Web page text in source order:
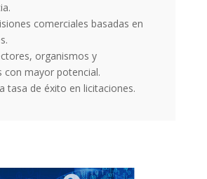
comerciales basadas en
organismos y
con mayor potencial.
tasa de éxito en licitaciones.